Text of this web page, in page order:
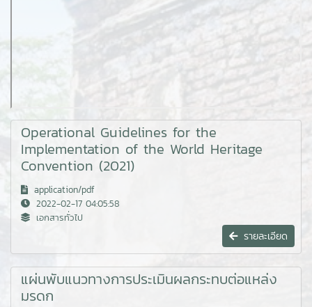
Operational Guidelines for the
Implementation of the World Heritage
Convention (2021)
application/pdf
2022-02-17 04:05:58
เอกสารทั่วไป
รายละเอียด
แผ่นพับแนวทางการประเมินผลกระทบต่อแหล่ง
มรดก